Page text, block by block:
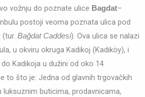
vožnju do poznate ulice Bagdat–
postoji veoma poznata ulica pod
(tur. Bağdat Caddesi). Ova ulica se nalazi
u okviru okruga Kadikoj (Kadıköy), i
Kadikoja u dužini od oko 14
to što je: Jedna od glavnih trgovačkih
luksuznim buticima, prodavnicama,